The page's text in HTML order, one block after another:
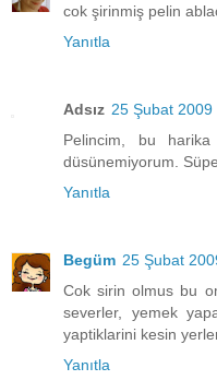
cok şirinmiş pelin
Yanıtla
Adsız 25 Şubat 2009
Pelincim, bu
düsünemiyorum.
Yanıtla
Begüm 25 Şubat
Cok sirin olmus bu
severler, yemek
yaptiklarini kesin
Yanıtla